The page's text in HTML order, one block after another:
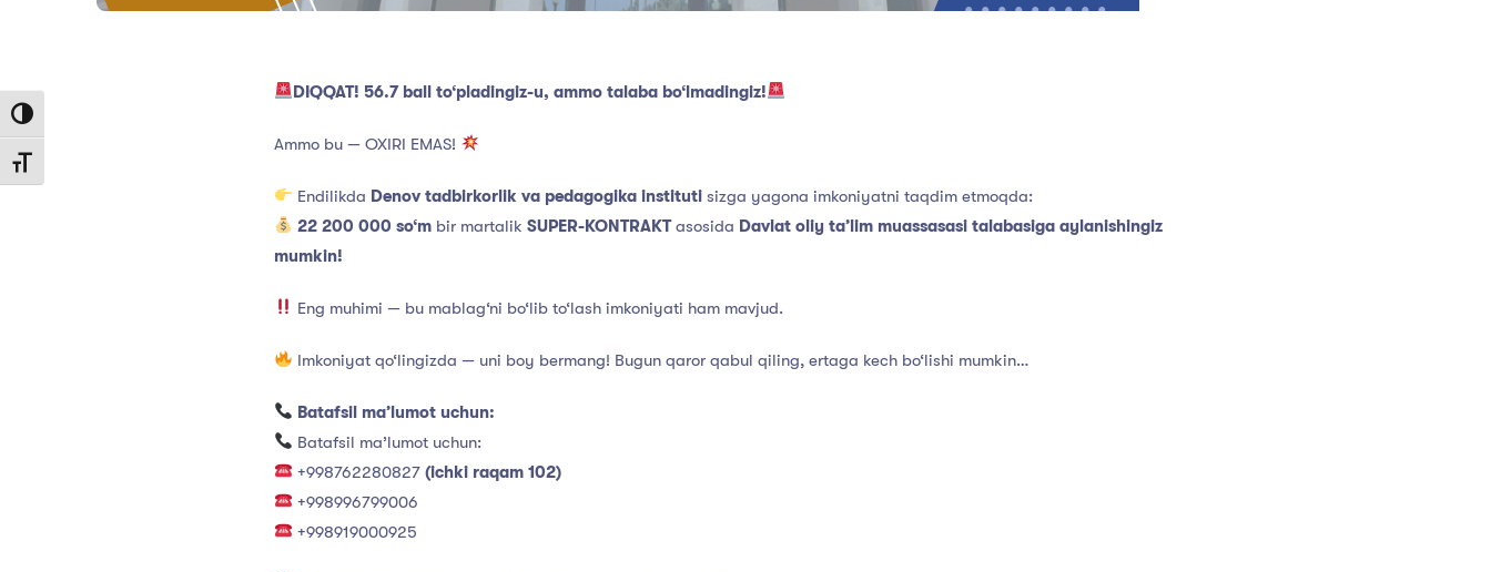
Toggle High Contrast
Toggle Font size
DIQQAT! 56.7 ball to‘pladingiz-u, ammo talaba bo‘lmadingiz!
Ammo bu — OXIRI EMAS!
Endilikda Denov tadbirkorlik va pedagogika instituti sizga yagona imkoniyatni taqdim etmoqda:
22 200 000 so‘m bir martalikSUPER-KONTRAKTasosida Davlat oliy ta’lim muassasasi talabasiga aylanishingiz
mumkin!
Eng muhimi — bu mablag‘ni bo‘lib to‘lash imkoniyati ham mavjud.
Imkoniyat qo‘lingizda — uni boy bermang! Bugun qaror qabul qiling, ertaga kech bo‘lishi mumkin…
Batafsil ma’lumot uchun:
Batafsil ma’lumot uchun:
+998762280827(ichki raqam 102)
+998996799006
+998919000925